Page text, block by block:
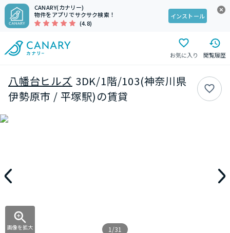
CANARY(カナリー)
物件をアプリでサクサク検索！
(4.8)
インストール
お気に入り 閲覧履歴
八幡台ヒルズ 3DK/1階/103(神奈川県
伊勢原市 / 平塚駅)の賃貸
画像を拡大 1/31